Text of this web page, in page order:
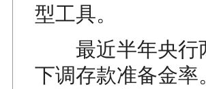
型工具。
最近半年央行
下调存款准备金